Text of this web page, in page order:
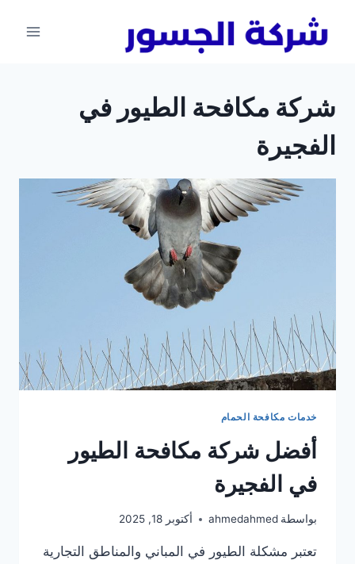
شركة مكافحة الطيور في
الفجيرة
خدمات مكافحة الحمام
أفضل شركة مكافحة الطيور
في الفجيرة
بواسطة ahmedahmed أكتوبر 18, 2025
تعتبر مشكلة الطيور في المباني والمناطق التجارية